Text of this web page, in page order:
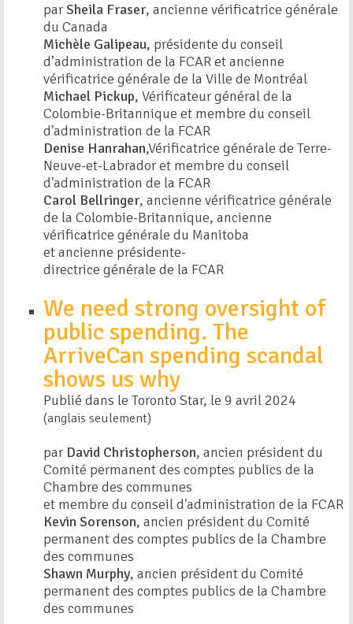
parSheila Fraser, ancienne vérificatrice générale
du Canada
Michèle Galipeau, présidente du conseil
d’administration de la FCAR et ancienne
vérificatrice générale de la Ville de Montréal
Michael Pickup, Vérificateur général de la
Colombie-Britannique et membre du conseil
d'administration de la FCAR
Denise Hanrahan,Vérificatrice générale de Terre-
Neuve-et-Labrador et membre du conseil
d'administration de la FCAR
Carol Bellringer, ancienne vérificatrice générale
de la Colombie-Britannique, ancienne
vérificatrice générale du Manitoba
et ancienne présidente-
directrice générale de la FCAR
We need strong oversight of
public spending. The
ArriveCan spending scandal
shows us why
Publié dans le Toronto Star, le 9 avril 2024
(anglais seulement)
par David Christopherson, ancien président du
Comité permanent des comptes publics de la
Chambre des communes
et membre du conseil d'administration de la FCAR
Kevin Sorenson, ancien président du Comité
permanent des comptes publics de la Chambre
des communes
Shawn Murphy, ancien président du Comité
permanent des comptes publics de la Chambre
des communes